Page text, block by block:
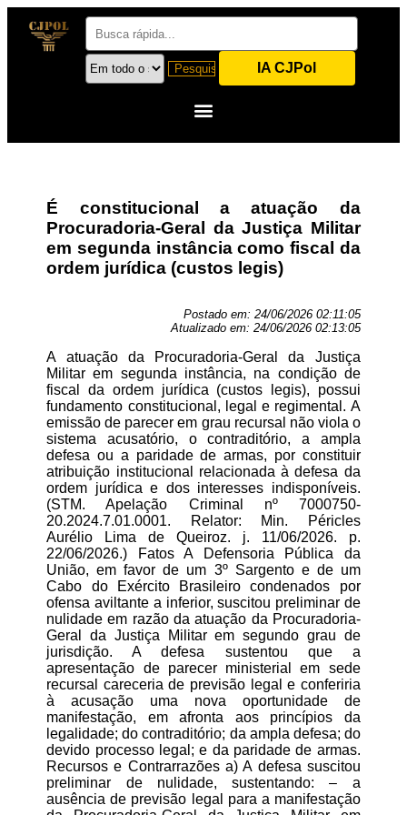
IA CJPol
É constitucional a atuação da
Procuradoria-Geral da Justiça Militar
em segunda instância como fiscal da
ordem jurídica (custos legis)
Postado em: 24/06/2026 02:11:05
Atualizado em: 24/06/2026 02:13:05
A atuação da Procuradoria-Geral da Justiça
Militar em segunda instância, na condição de
fiscal da ordem jurídica (custos legis), possui
fundamento constitucional, legal e regimental. A
emissão de parecer em grau recursal não viola o
sistema acusatório, o contraditório, a ampla
defesa ou a paridade de armas, por constituir
atribuição institucional relacionada à defesa da
ordem jurídica e dos interesses indisponíveis.
(STM. Apelação Criminal nº 7000750-
20.2024.7.01.0001. Relator: Min. Péricles
Aurélio Lima de Queiroz. j. 11/06/2026. p.
22/06/2026.) Fatos A Defensoria Pública da
União, em favor de um 3º Sargento e de um
Cabo do Exército Brasileiro condenados por
ofensa aviltante a inferior, suscitou preliminar de
nulidade em razão da atuação da Procuradoria-
Geral da Justiça Militar em segundo grau de
jurisdição. A defesa sustentou que a
apresentação de parecer ministerial em sede
recursal careceria de previsão legal e conferiria
à acusação uma nova oportunidade de
manifestação, em afronta aos princípios da
legalidade; do contraditório; da ampla defesa; do
devido processo legal; e da paridade de armas.
Recursos e Contrarrazões a) A defesa suscitou
preliminar de nulidade, sustentando: – a
ausência de previsão legal para a manifestação